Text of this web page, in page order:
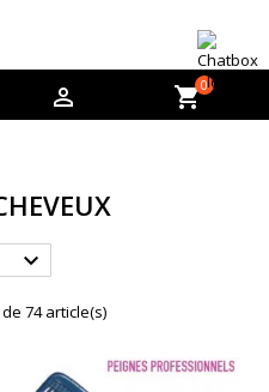
 shopping_cart0

74 article(s)